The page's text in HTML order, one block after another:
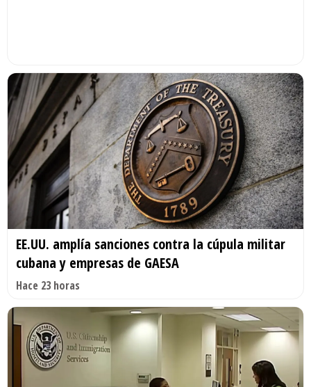
EE.UU. amplía sanciones contra la cúpula militar
cubana y empresas de GAESA
Hace 23 horas